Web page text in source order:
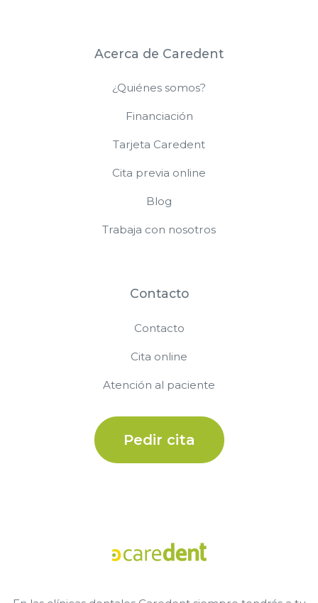
Acerca de Caredent
¿Quiénes somos?
Financiación
Tarjeta Caredent
Cita previa online
Blog
Trabaja con nosotros
Contacto
Contacto
Cita online
Atención al paciente
Pedir cita